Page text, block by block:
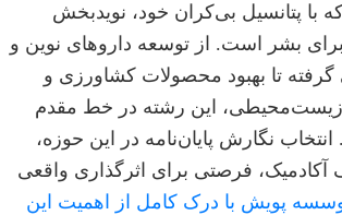
پتانسیل بی‌کران خود، نویدبخش
برای بشر است. از توسعه داروهای نوین و
گرفته تا بهبود محصولات کشاورزی و
زیست‌محیطی، این رشته در خط مقدم
انتخاب نگارش پایان‌نامه در این حوزه،
آکادمیک، فرصتی برای اثرگذاری واقعی
پویش با درک کامل از اهمیت این